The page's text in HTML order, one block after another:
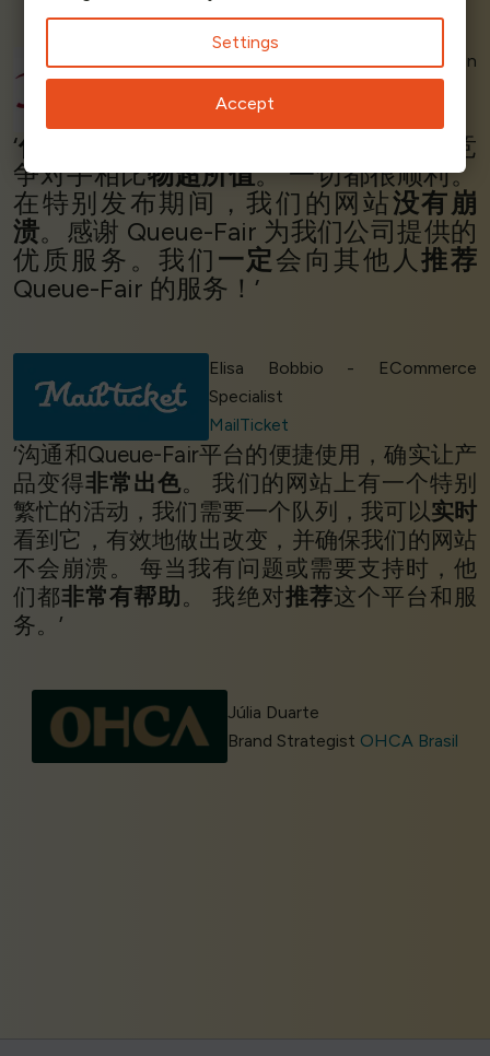
Wenchao P - Client Division
Actimage
‘优质服务与支持。
安装速度超快，与竞
争对手相比物超所值。 一切都很顺利。
在特别发布期间，我们的网站没有崩
溃。感谢 Queue-Fair 为我们公司提供的
优质服务。我们 一定 会向其他人推荐
Queue-Fair 的服务！’
Elisa Bobbio - ECommerce
Specialist
MailTicket
‘沟通和Queue-Fair平台的便捷使用，确实让产
品变得非常出色。 我们的网站上有一个特别
繁忙的活动，我们需要一个队列，我可以实时
看到它，有效地做出改变，并确保我们的网站
不会崩溃。 每当我有问题或需要支持时，他
们都非常有帮助。 我绝对推荐这个平台和服
务。’
Júlia Duarte
Brand Strategist OHCA Brasil
Settings
Accept